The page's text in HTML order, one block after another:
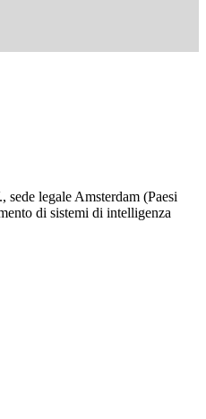
legale Amsterdam (Paesi
di sistemi di intelligenza